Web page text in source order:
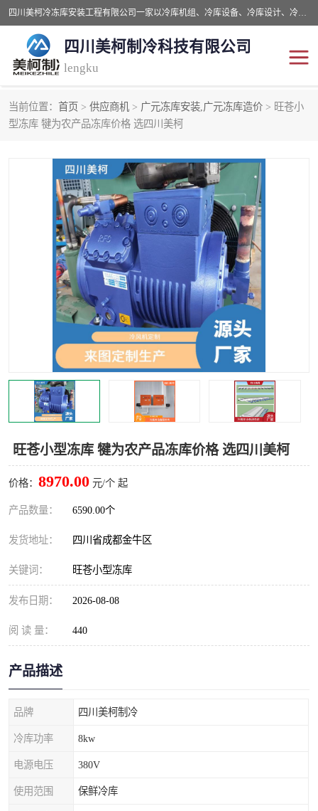
四川美柯冷冻库安装工程有限公司一家以冷库机组、冷库设备、冷库设计、冷冻库设备销售、冷库安装、冻库安装价格及技术服务为一体的综合企业，咨询热线：同等设备材料优惠10% 。公司各种类型安装组合式冷库、冷冻库、冷藏库、气调保鲜库、并提供成套设备供应、安装与调试、维护与维修、技术咨询、操作维修人员技术培训等
四川美柯制冷科技有限公司
lengku
当前位置： 首页 > 供应商机 > 广元冻库安装,广元冻库造价 > 旺苍小
型冻库 犍为农产品冻库价格 选四川美柯
旺苍小型冻库 犍为农产品冻库价格 选四川美柯
价格： 8970.00 元/个 起
产品数量： 6590.00个
发货地址： 四川省成都金牛区
关键词： 旺苍小型冻库
发布日期： 2026-08-08
阅 读 量： 440
产品描述
品牌 四川美柯制冷
冷库功率 8kw
电源电压 380V
使用范围 保鲜冷库
冷库安装，冷库价格 四川冷库，四川冻库安装
成都冻库，成都冻库价格 绵阳冻库,绵阳保鲜冷库
德阳冻库安装，德阳冷库 广元冻库安装,广元冻库造
价
南充冻库设计,南充冻库安 遂宁冻库
资阳冻库，资阳冻库安装 泸州冻库，泸州冷库
乐山冻库,乐山保鲜冷库 自贡冻库组装
雅安冷库,雅安冻库 攀枝花冻库
烘干冷链 冻库安装，小型冻库造价
内江冷库，内江冻库 宜宾冷库，宜宾冻库设备